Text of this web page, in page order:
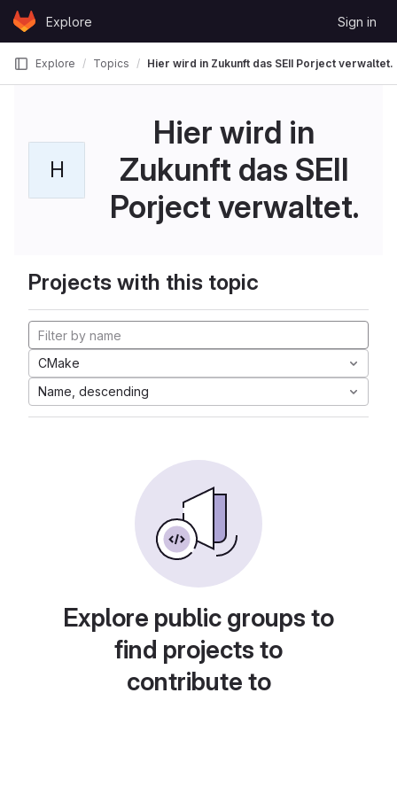
Skip to content
GitLabExplore Sign in
Explore Topics Hier wird in Zukunft das SEII Porject verwaltet.
H
Hier wird in
Zukunft das SEII
Porject verwaltet.
Projects with this topic
CMake
Name, descending
Explore public groups to
find projects to
contribute to